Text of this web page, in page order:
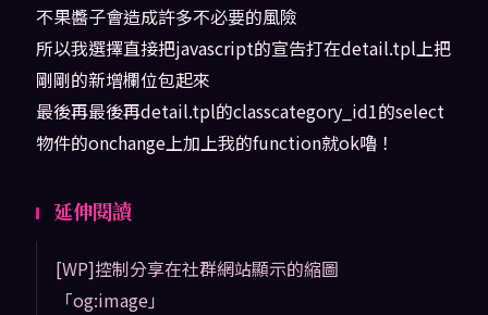
不果醬子會造成許多不必要的風險
所以我選擇直接把javascript的宣告打在detail.tpl上把
剛剛的新增欄位包起來
最後再最後再detail.tpl的classcategory_id1的select
物件的onchange上加上我的function就ok嚕！
延伸閱讀
[WP]控制分享在社群網站顯示的縮圖
「og:image」